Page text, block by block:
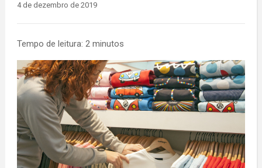
4 de dezembro de 2019
Tempo de leitura: 2 minutos